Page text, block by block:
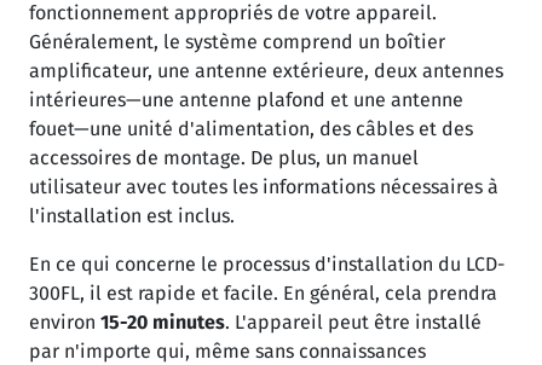
fonctionnement appropriés de votre appareil.
Généralement, le système comprend un boîtier
amplificateur, une antenne extérieure, deux antennes
intérieures—une antenne plafond et une antenne
fouet—une unité d'alimentation, des câbles et des
accessoires de montage. De plus, un manuel
utilisateur avec toutes les informations nécessaires à
l'installation est inclus.
En ce qui concerne le processus d'installation du LCD-
300FL, il est rapide et facile. En général, cela prendra
environ 15-20 minutes. L'appareil peut être installé
par n'importe qui, même sans connaissances